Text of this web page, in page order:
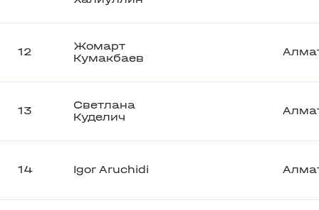
12
Жомарт
Кумакбаев
13
Светлана
Куделич
14 Igor Aruchidi